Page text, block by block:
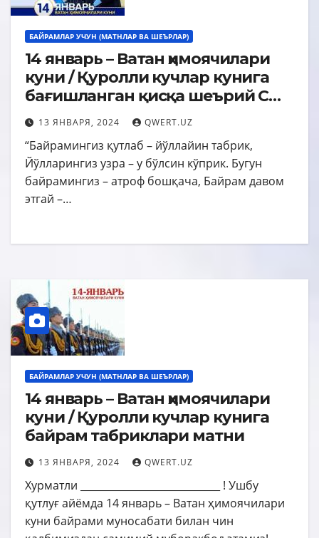
БАЙРАМЛАР УЧУН (МАТНЛАР ВА ШЕЪРЛАР)
14 январь – Ватан ҳимоячилари
куни / Қуролли кучлар кунига
бағишланган қисқа шеърий СМС
табриклар
13 ЯНВАРЯ, 2024 QWERT.UZ
“Байрамингиз қутлаб – йўллайин табрик,
Йўлларингиз узра – у бўлсин кўприк. Бугун
байрамингиз – атроф бошқача, Байрам давом
этгай –…
БАЙРАМЛАР УЧУН (МАТНЛАР ВА ШЕЪРЛАР)
14 январь – Ватан ҳимоячилари
куни / Қуролли кучлар кунига
байрам табриклари матни
13 ЯНВАРЯ, 2024 QWERT.UZ
Хурматли ____________________________ ! Ушбу
қутлуғ айёмда 14 январь – Ватан ҳимоячилари
куни байрами муносабати билан чин